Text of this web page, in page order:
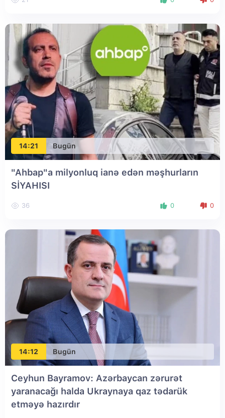
14:21 Bugün
"Ahbap"a milyonluq ianə edən məşhurların
SİYAHISI
36 0 0
14:12 Bugün
Ceyhun Bayramov: Azərbaycan zərurət
yaranacağı halda Ukraynaya qaz tədarük
etməyə hazırdır